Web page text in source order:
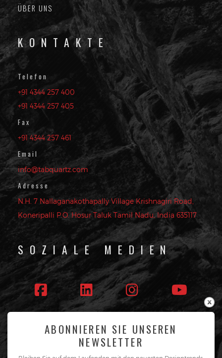
ÜBER UNS
KONTAKTE
Telefon
+91 4344 257 400
+91 4344 257 405
Fax
+91 4344 257 461
Email
info@tabquartz.com
Adresse
N.H. 7 Nallaganakothapally Village Krishnagiri Road,
Koneripalli P.O. Hosur Taluk Tamil Nadu, India 635117
SOZIALE MEDIEN
Folge uns
ABONNIEREN SIE UNSEREN
NEWSLETTER